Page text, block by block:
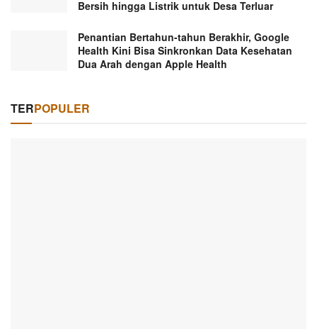
Bersih hingga Listrik untuk Desa Terluar
Penantian Bertahun-tahun Berakhir, Google
Health Kini Bisa Sinkronkan Data Kesehatan
Dua Arah dengan Apple Health
TERPOPULER